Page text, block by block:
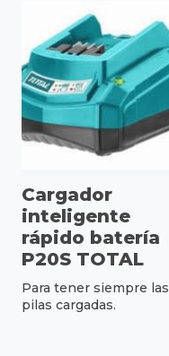
Cargador
inteligente
rápido batería
P20S TOTAL
Para tener siempre las
pilas cargadas.